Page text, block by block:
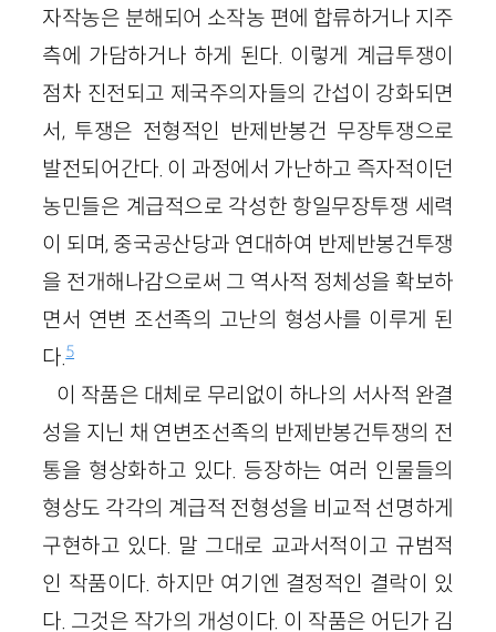
자작농은 분해되어 소작농 편에 합류하거나 지주
측에 가담하거나 하게 된다. 이렇게 계급투쟁이
점차 진전되고 제국주의자들의 간섭이 강화되면
서, 투쟁은 전형적인 반제반봉건 무장투쟁으로
발전되어간다. 이 과정에서 가난하고 즉자적이던
농민들은 계급적으로 각성한 항일무장투쟁 세력
이 되며, 중국공산당과 연대하여 반제반봉건투쟁
을 전개해나감으로써 그 역사적 정체성을 확보하
면서 연변 조선족의 고난의 형성사를 이루게 된
다.5
이 작품은 대체로 무리없이 하나의 서사적 완결
성을 지닌 채 연변조선족의 반제반봉건투쟁의 전
통을 형상화하고 있다. 등장하는 여러 인물들의
형상도 각각의 계급적 전형성을 비교적 선명하게
구현하고 있다. 말 그대로 교과서적이고 규범적
인 작품이다. 하지만 여기엔 결정적인 결락이 있
다. 그것은 작가의 개성이다. 이 작품은 어딘가 김